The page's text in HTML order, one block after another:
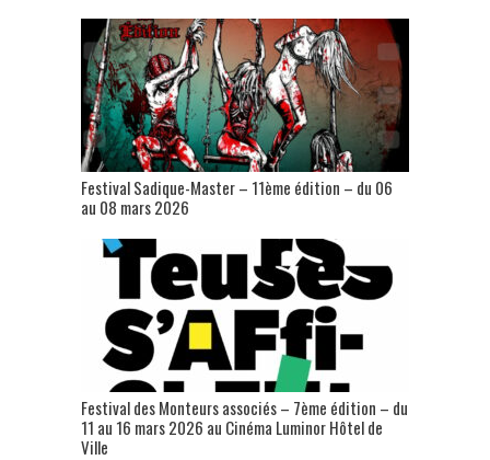
Festival Sadique-Master – 11ème édition – du 06
au 08 mars 2026
Festival des Monteurs associés – 7ème édition – du
11 au 16 mars 2026 au Cinéma Luminor Hôtel de
Ville